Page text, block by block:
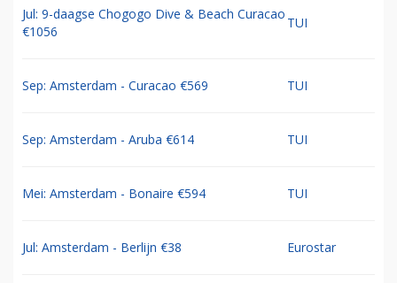
Jul: 9-daagse Chogogo Dive & Beach Curacao
€1056
TUI
Sep: Amsterdam - Curacao €569 TUI
Sep: Amsterdam - Aruba €614 TUI
Mei: Amsterdam - Bonaire €594 TUI
Jul: Amsterdam - Berlijn €38 Eurostar